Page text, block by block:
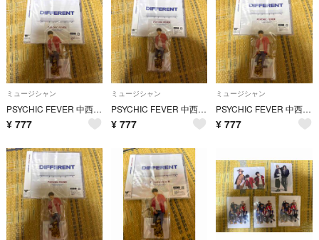
ミュージシャン
PSYCHIC FEVER 中西椋雅 CD アクスタセット⑤
¥ 777
ミュージシャン
PSYCHIC FEVER 中西椋雅 アクスタ CDセット④
¥ 777
ミュージシャン
PSYCHIC FEVER 中西椋雅 CD アクスタセット③
¥ 777